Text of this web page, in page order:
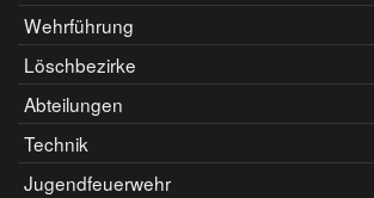
Wehrführung
Löschbezirke
Abteilungen
Technik
Jugendfeuerwehr